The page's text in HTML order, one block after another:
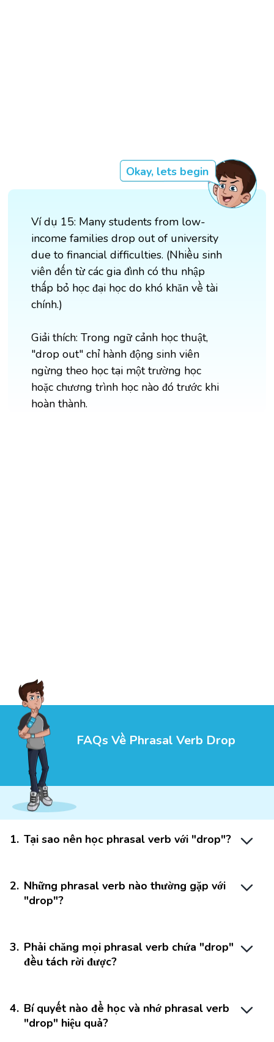
Okay, lets begin
Ví dụ 15: Many students from low-
income families drop out of university
due to financial difficulties. (Nhiều sinh
viên đến từ các gia đình có thu nhập
thấp bỏ học đại học do khó khăn về tài
chính.)
Giải thích: Trong ngữ cảnh học thuật,
"drop out" chỉ hành động sinh viên
ngừng theo học tại một trường học
hoặc chương trình học nào đó trước khi
hoàn thành.
FAQs Về Phrasal Verb Drop
1. Tại sao nên học phrasal verb với "drop"?
2. Những phrasal verb nào thường gặp với
"drop"?
3. Phải chăng mọi phrasal verb chứa "drop"
đều tách rời được?
4. Bí quyết nào để học và nhớ phrasal verb
"drop" hiệu quả?